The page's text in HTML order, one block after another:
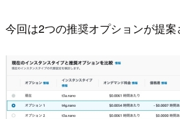
今回は2つの推奨オプションが提案